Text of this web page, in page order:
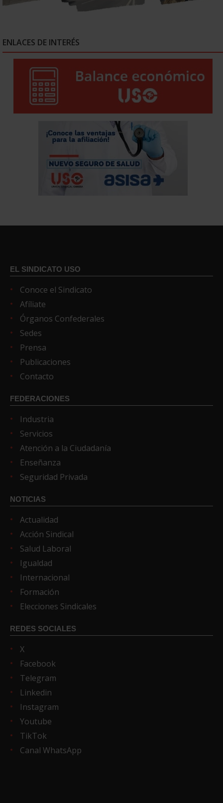
ENLACES DE INTERÉS
EL SINDICATO USO
Conoce el Sindicato
Afíliate
Órganos Confederales
Sedes
Prensa
Publicaciones
Contacto
FEDERACIONES
Industria
Servicios
Atención a la Ciudadanía
Enseñanza
Seguridad Privada
NOTICIAS
Actualidad
Acción Sindical
Salud Laboral
Igualdad
Internacional
Formación
Elecciones Sindicales
REDES SOCIALES
X
Facebook
Telegram
Linkedin
Instagram
Youtube
TikTok
Canal WhatsApp